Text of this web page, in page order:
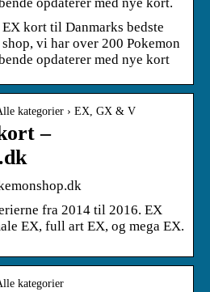
kort til Danmarks bedste
vi har over 200 Pokemon
opdaterer med nye kort
kategorier › EX, GX & V
–
fra 2014 til 2016. EX
EX, full art EX, og mega EX.
kategorier